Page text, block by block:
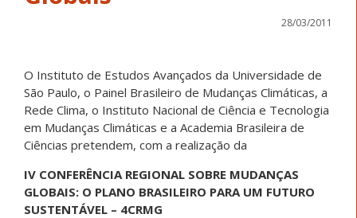
28/03/2011
O Instituto de Estudos Avançados da Universidade de
São Paulo, o Painel Brasileiro de Mudanças Climáticas, a
Rede Clima, o Instituto Nacional de Ciência e Tecnologia
em Mudanças Climáticas e a Academia Brasileira de
Ciências pretendem, com a realização da
IV CONFERÊNCIA REGIONAL SOBRE MUDANÇAS
GLOBAIS: O PLANO BRASILEIRO PARA UM FUTURO
SUSTENTÁVEL – 4CRMG